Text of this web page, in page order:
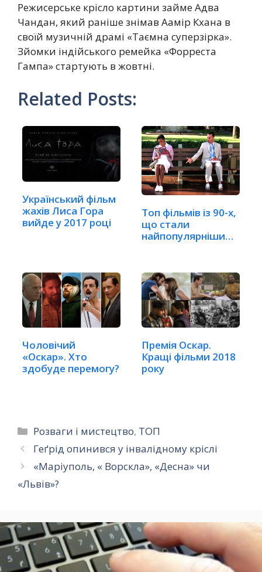
Режисерське крісло картини займе Адва
Чандан, який раніше знімав Аамір Кхана в
своїй музичній драмі «Таємна суперзірка».
Зйомки індійського ремейка «Форреста
Гампа» стартують в жовтні.
Related Posts:
Український фільм
жахів Лиса Гора
вийде у 2017 році
Топ фільмів із 90-х,
що стали
найпопулярнішими
Чоловічий
«Оскар». Хто
здобуде перемогу?
Премія Оскар.
Кращі фільми 2018
року
Категорії
Розваги і мистецтво, ТОП
Геґрід опинився у інвалідному кріслі
«Маріуполь, « Ворскла», «Десна» чи
«Львів»?